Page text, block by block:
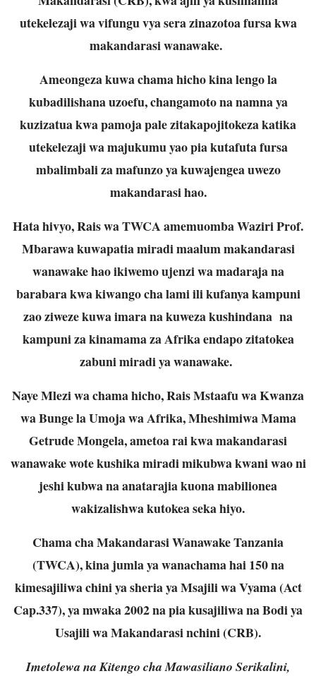
utekelezaji wa vifungu vya sera zinazotoa fursa kwa
makandarasi wanawake.
Ameongeza kuwa chama hicho kina lengo la
kubadilishana uzoefu, changamoto na namna ya
kuzizatua kwa pamoja pale zitakapojitokeza katika
utekelezaji wa majukumu yao pia kutafuta fursa
mbalimbali za mafunzo ya kuwajengea uwezo
makandarasi hao.
Hata hivyo, Rais wa TWCA amemuomba Waziri Prof.
Mbarawa kuwapatia miradi maalum makandarasi
wanawake hao ikiwemo ujenzi wa madaraja na
barabara kwa kiwango cha lami ili kufanya kampuni
zao ziweze kuwa imara na kuweza kushindana na
kampuni za kinamama za Afrika endapo zitatokea
zabuni miradi ya wanawake.
Naye Mlezi wa chama hicho, Rais Mstaafu wa Kwanza
wa Bunge la Umoja wa Afrika, Mheshimiwa Mama
Getrude Mongela, ametoa rai kwa makandarasi
wanawake wote kushika miradi mikubwa kwani wao ni
jeshi kubwa na anatarajia kuona mabilionea
wakizalishwa kutokea seka hiyo.
Chama cha Makandarasi Wanawake Tanzania
(TWCA), kina jumla ya wanachama hai 150 na
kimesajiliwa chini ya sheria ya Msajili wa Vyama (Act
Cap.337), ya mwaka 2002 na pia kusajiliwa na Bodi ya
Usajili wa Makandarasi nchini (CRB).
Imetolewa na Kitengo cha Mawasiliano Serikalini,